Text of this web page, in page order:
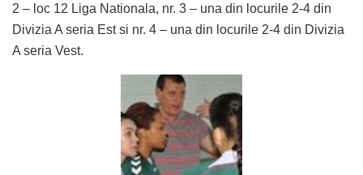
2 – loc 12 Liga Nationala, nr. 3 – una din locurile 2-4 din
Divizia A seria Est si nr. 4 – una din locurile 2-4 din Divizia
A seria Vest.